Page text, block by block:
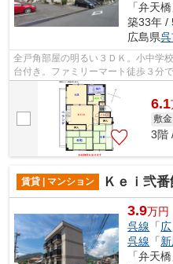
「弁天
築33年 /
広島県
全戸角部屋の明るい３ＤＫ。小中学
台付き。ファミリーマート徒歩３分
ずは0823-72-4594へお気軽にご連絡
6.1
敷金
3階
賃貸 | マンション Ｋｅｉ弐番
3.9万円
呉線 「広
呉線 「
「弁天